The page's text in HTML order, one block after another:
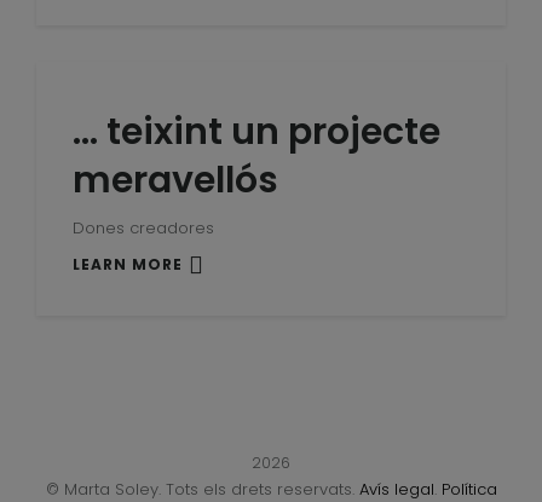
… teixint un projecte
meravellós
Dones creadores
LEARN MORE
2026
© Marta Soley. Tots els drets reservats. Avís legal. Política